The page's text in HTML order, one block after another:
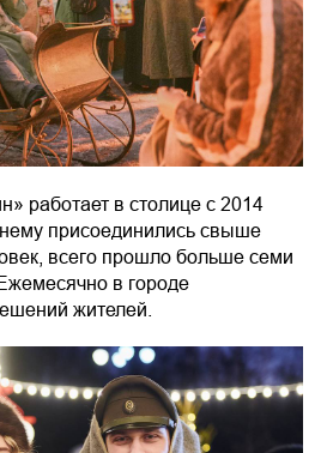
работает в столице с 2014
присоединились свыше
всего прошло больше семи
в городе
жителей.